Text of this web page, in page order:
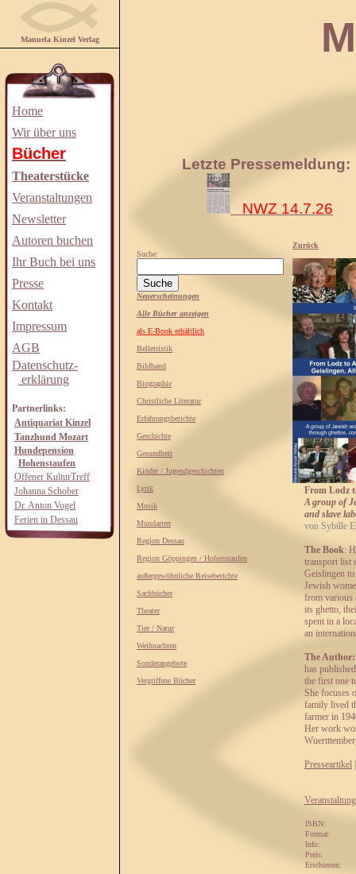
Manuela Kinzel Verlag
Home
Wir über uns
Bücher
Theaterstücke
Veranstaltungen
Newsletter
Autoren buchen
Ihr Buch bei uns
Presse
Kontakt
Impressum
AGB
Datenschutz-
erklärung
Partnerlinks:
Antiquariat Kinzel
Tanzhund Mozart
Hundepension
Hohenstaufen
Offener KulturTreff
Johanna Schober
Dr. Anton Vogel
Ferien in Dessau
Letzte Pressemeldung:
NWZ 14.7.26
Suche:
Neuerscheinungen
Alle Bücher anzeigen
als E-Book erhältlich
Belletristik
Bildband
Biographie
Christliche Literatur
Erfahrungsberichte
Geschichte
Gesundheit
Kinder / Jugendgeschichten
Lyrik
Musik
Mundarten
Region Dessau
Region Göppingen / Hohenstaufen
außergewöhnliche Reiseberichte
Sachbücher
Theater
Tier / Natur
Weihnachten
Sonderangebote
Vergriffene Bücher
Zurück
From Lodz
A group of
and slave
von Sybille
The Book:
transport list
Geislingen
Jewish
from various
its ghetto,
spent in a
an
The
has
the first one
She focuses
family lived
farmer in
Her work
Presseartikel
ISBN:
Format:
Info:
Preis:
Erschienen: